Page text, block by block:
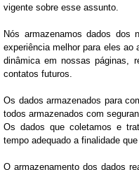
vigente sobre esse assunto.
Nós armazenamos dados dos
experiência melhor para eles
dinâmica em nossas páginas,
contatos futuros.
Os dados armazenados para
todos armazenados com
Os dados que coletamos e
tempo adequado a finalidade
O armazenamento dos dados